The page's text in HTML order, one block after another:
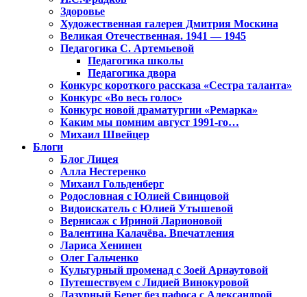
Здоровье
Художественная галерея Дмитрия Москина
Великая Отечественная. 1941 — 1945
Педагогика С. Артемьевой
Педагогика школы
Педагогика двора
Конкурс короткого рассказа «Сестра таланта»
Конкурс «Во весь голос»
Конкурс новой драматургии «Ремарка»
Каким мы помним август 1991-го…
Михаил Швейцер
Блоги
Блог Лицея
Алла Нестеренко
Михаил Гольденберг
Родословная с Юлией Свинцовой
Видоискатель с Юлией Утышевой
Вернисаж с Ириной Ларионовой
Валентина Калачёва. Впечатления
Лариса Хенинен
Олег Гальченко
Культурный променад с Зоей Арнаутовой
Путешествуем с Лидией Винокуровой